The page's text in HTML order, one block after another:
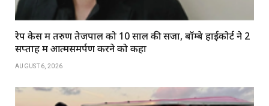
रेप केस में तरुण तेजपाल को 10 साल की सजा, बॉम्बे हाईकोर्ट ने 2
सप्ताह में आत्मसमर्पण करने को कहा
AUGUST 6, 2026